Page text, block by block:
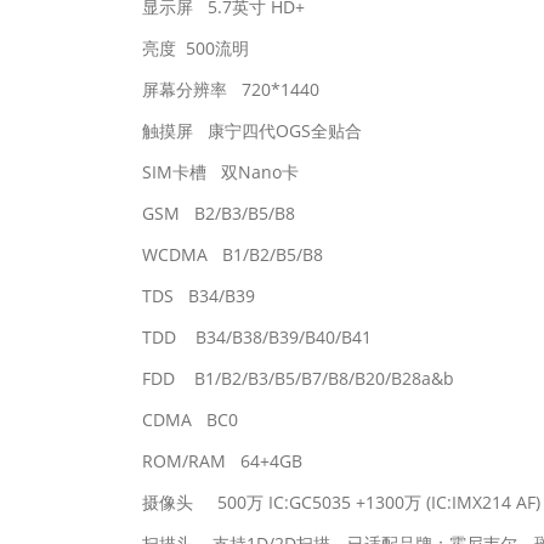
显示屏 5.7英寸 HD+
亮度 500流明
屏幕分辨率 720*1440
触摸屏 康宁四代OGS全贴合
SIM卡槽 双Nano卡
GSM B2/B3/B5/B8
WCDMA B1/B2/B5/B8
TDS B34/B39
TDD B34/B38/B39/B40/B41
FDD B1/B2/B3/B5/B7/B8/B20/B28a&b
CDMA BC0
ROM/RAM 64+4GB
摄像头 500万 IC:GC5035 +1300万 (IC:IMX214 AF)